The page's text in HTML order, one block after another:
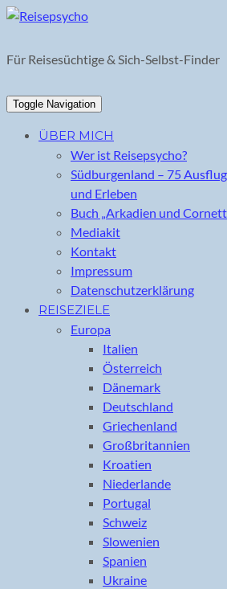
Skip
content
Für Reisesüchtige & Sich-Selbst-Finder
Toggle Navigation
ÜBER MICH
Wer ist Reisepsycho?
Südburgenland – 75
und Erleben
Buch „Arkadien und
Mediakit
Kontakt
Impressum
Datenschutzerklärung
REISEZIELE
Europa
Italien
Österreich
Dänemark
Deutschland
Griechenland
Großbritannien
Kroatien
Niederlande
Portugal
Schweiz
Slowenien
Spanien
Ukraine